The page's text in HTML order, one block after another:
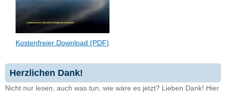
Kostenfreier Download (PDF)
Herzlichen Dank!
Nicht nur lesen, auch was tun, wie wäre es jetzt? Lieben Dank! Hier